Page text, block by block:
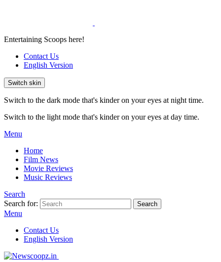
Entertaining Scoops here!
Contact Us
English Version
Switch skin
Switch to the dark mode that's kinder on your eyes at night time.
Switch to the light mode that's kinder on your eyes at day time.
Menu
Home
Film News
Movie Reviews
Music Reviews
Search
Search for:
Search
Menu
Contact Us
English Version